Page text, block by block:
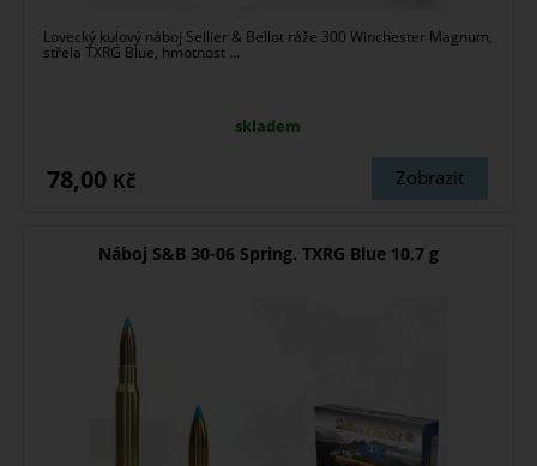
Lovecký kulový náboj Sellier & Bellot ráže 300 Winchester Magnum,
střela TXRG Blue, hmotnost ...
skladem
Zobrazit
78,00 Kč
Náboj S&B 30-06 Spring. TXRG Blue 10,7 g